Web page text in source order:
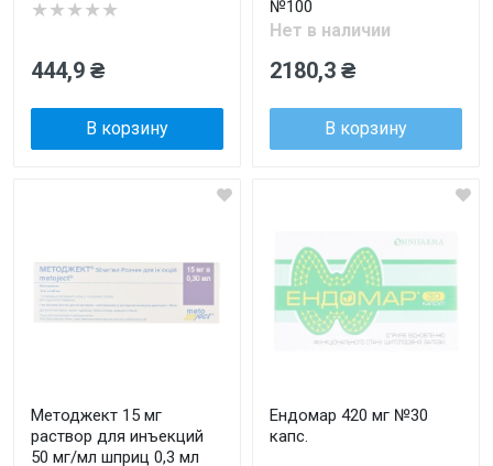
★★★★★
444,9 ₴
В корзину
№100
Нет в наличии
2180,3 ₴
В корзину
Методжект 15 мг
раствор для инъекций
50 мг/мл шприц 0,3 мл
Ендомар 420 мг №30
капс.